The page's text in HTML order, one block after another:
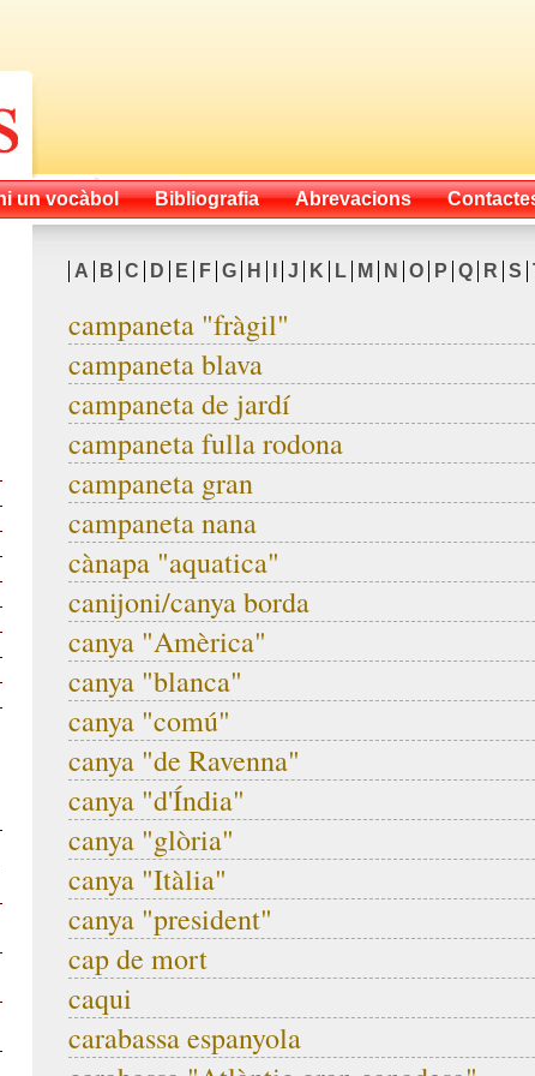
un vocàbol Bibliografia Abrevacions
A B C D E F G H J K L M N O P Q R S
campaneta "fràgil"
campaneta blava
campaneta de jardí
campaneta fulla rodona
campaneta gran
campaneta nana
cànapa "aquatica"
canijoni/canya borda
canya "Amèrica"
canya "blanca"
canya "comú"
canya "de Ravenna"
canya "d'Índia"
canya "glòria"
canya "Itàlia"
canya "president"
cap de mort
caqui
carabassa espanyola